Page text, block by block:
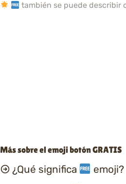
también se puede describir
Más sobre el emoji botón GRATIS
¿Qué significa
emoji?